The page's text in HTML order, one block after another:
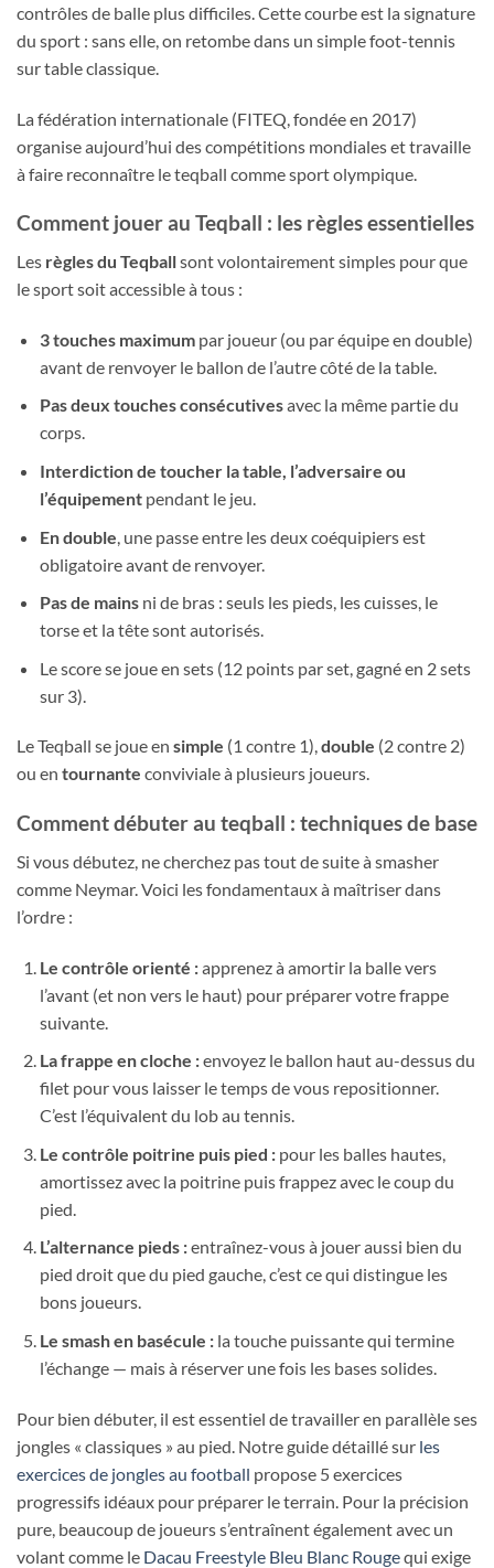
contrôles de balle plus difficiles. Cette courbe est la signature
du sport : sans elle, on retombe dans un simple foot-tennis
sur table classique.
La fédération internationale (FITEQ, fondée en 2017)
organise aujourd’hui des compétitions mondiales et travaille
à faire reconnaître le teqball comme sport olympique.
Comment jouer au Teqball : les règles essentielles
Les règles du Teqballsont volontairement simples pour que
le sport soit accessible à tous :
3 touches maximumpar joueur (ou par équipe en double)
avant de renvoyer le ballon de l’autre côté de la table.
Pas deux touches consécutivesavec la même partie du
corps.
Interdiction de toucher la table, l’adversaire ou
l’équipementpendant le jeu.
En double , une passe entre les deux coéquipiers est
obligatoire avant de renvoyer.
Pas de mainsni de bras : seuls les pieds, les cuisses, le
torse et la tête sont autorisés.
Le score se joue en sets (12 points par set, gagné en 2 sets
sur 3).
Le Teqball se joue en simple (1 contre 1),double (2 contre 2)
ou en tournante conviviale à plusieurs joueurs.
Comment débuter au teqball : techniques de base
Si vous débutez, ne cherchez pas tout de suite à smasher
comme Neymar. Voici les fondamentaux à maîtriser dans
l’ordre :
Le contrôle orienté :apprenez à amortir la balle vers
l’avant (et non vers le haut) pour préparer votre frappe
suivante.
La frappe en cloche :envoyez le ballon haut au-dessus du
filet pour vous laisser le temps de vous repositionner.
C’est l’équivalent du lob au tennis.
Le contrôle poitrine puis pied :pour les balles hautes,
amortissez avec la poitrine puis frappez avec le coup du
pied.
L’alternance pieds :entraînez-vous à jouer aussi bien du
pied droit que du pied gauche, c’est ce qui distingue les
bons joueurs.
Le smash en basécule :la touche puissante qui termine
l’échange — mais à réserver une fois les bases solides.
Pour bien débuter, il est essentiel de travailler en parallèle ses
jongles « classiques » au pied. Notre guide détaillé sur les
exercices de jongles au football propose 5 exercices
progressifs idéaux pour préparer le terrain. Pour la précision
pure, beaucoup de joueurs s’entraînent également avec un
volant comme le Dacau Freestyle Bleu Blanc Rougequi exige